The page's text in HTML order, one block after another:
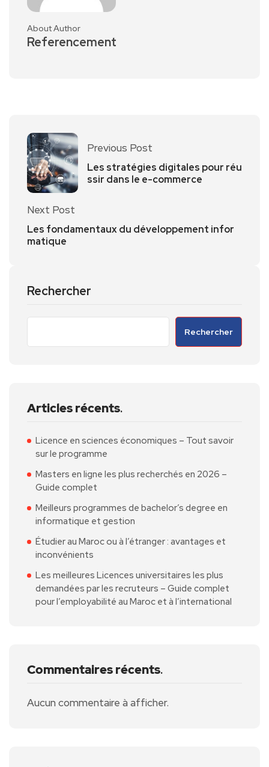
About Author
Referencement
Previous Post
Les stratégies digitales pour réu
ssir dans le e-commerce
Next Post
Les fondamentaux du développement infor
matique
Rechercher
Rechercher
Articles récents.
Licence en sciences économiques – Tout savoir
sur le programme
Masters en ligne les plus recherchés en 2026 –
Guide complet
Meilleurs programmes de bachelor’s degree en
informatique et gestion
Étudier au Maroc ou à l’étranger : avantages et
inconvénients
Les meilleures Licences universitaires les plus
demandées par les recruteurs – Guide complet
pour l’employabilité au Maroc et à l’international
Commentaires récents.
Aucun commentaire à afficher.